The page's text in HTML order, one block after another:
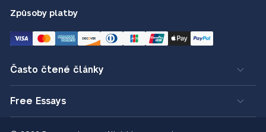
Způsoby platby
Často čtené články
Free Essays